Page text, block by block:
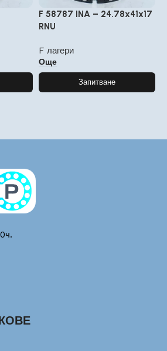
F 58787 INA – 24.78x41x17
RNU
F лагери
Още
Запитване